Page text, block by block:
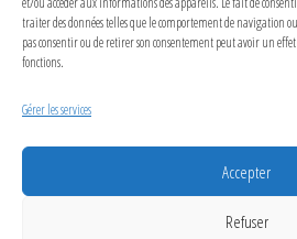
traiter des données telles que le comportement de navigation
pas consentir ou de retirer son consentement peut avoir un
fonctions.
Gérer les services
Accepter
Refuser